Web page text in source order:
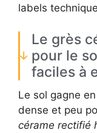
labels
Le grès
pour le
faciles à
Le sol gagne
dense et peu
cérame rectifié